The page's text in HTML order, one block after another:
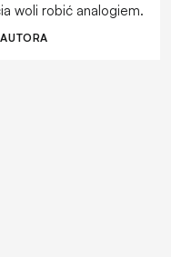
woli robić analogiem.